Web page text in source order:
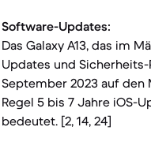
Software-Updates:
Das Galaxy A13, das im
Updates und Sicherheits-
September 2023 auf
Regel 5 bis 7 Jahre iOS-
bedeutet. [2, 14, 24]